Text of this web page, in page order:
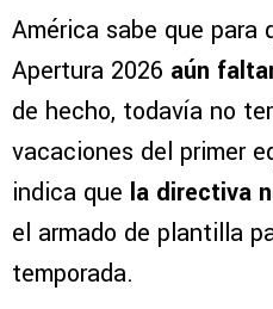
América sabe que para
Apertura 2026 aún
de hecho, todavía no
vacaciones del primer
indica que la directiva
el armado de plantilla
temporada.